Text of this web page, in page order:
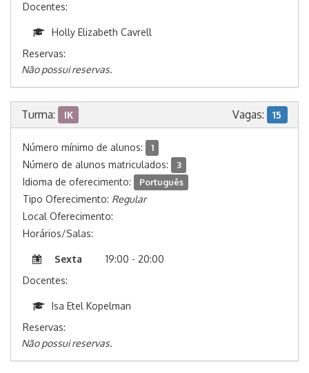
Docentes:
Holly Elizabeth Cavrell
Reservas:
Não possui reservas.
Turma: IK Vagas: 15
Número mínimo de alunos: 1
Número de alunos matriculados: 3
Idioma de oferecimento: Português
Tipo Oferecimento: Regular
Local Oferecimento:
Horários/Salas:
Sexta
19:00 - 20:00
Docentes:
Isa Etel Kopelman
Reservas:
Não possui reservas.